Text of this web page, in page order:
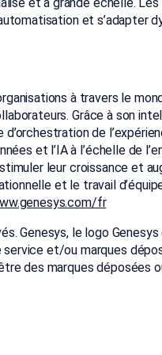
et à grande échelle. Les
et s’adapter
à travers le
Grâce à son
de
et l’IA à l’échelle de
leur croissance et
et le travail
fr
Genesys, le logo
et/ou marques
des marques déposées